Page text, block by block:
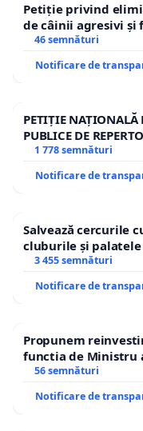
Petiție privind
de câinii agresivi și
46 semnături
Notificare de
PETIȚIE NAȚIONALĂ
PUBLICE DE
1 778 semnături
Notificare de
Salvează cercurile
cluburile și
3 455 semnături
Notificare de
Propunem
functia de Ministru
56 semnături
Notificare de